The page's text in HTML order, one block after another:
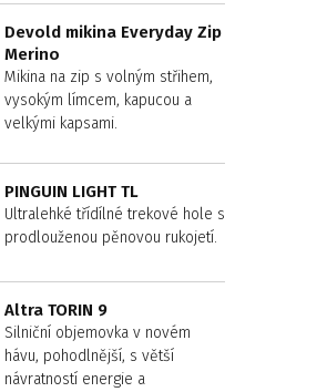
Devold mikina Everyday Zip
Merino
Mikina na zip s volným střihem,
vysokým límcem, kapucou a
velkými kapsami.
PINGUIN LIGHT TL
Ultralehké třídílné trekové hole s
prodlouženou pěnovou rukojetí.
Altra TORIN 9
Silniční objemovka v novém
hávu, pohodlnější, s větší
návratností energie a